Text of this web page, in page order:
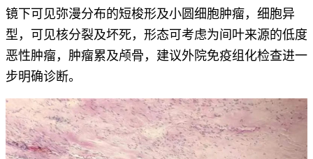
镜下可见弥漫分布的短梭形及小圆细胞肿瘤，细胞异
型，可见核分裂及坏死，形态可考虑为间叶来源的低度
恶性肿瘤，肿瘤累及颅骨，建议外院免疫组化检查进一
步明确诊断。